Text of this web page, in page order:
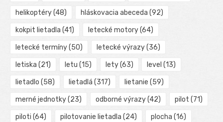
helikoptéry(48) hláskovacia abeceda (92)
kokpit lietadla (41) letecké motory(64)
letecké termíny(50) letecké výrazy(36)
letiska (21) letu (15) lety(63) level (13)
lietadlo (58) lietadlá (317) lietanie (59)
merné jednotky(23) odborné výrazy(42) pilot (71)
piloti (64) pilotovanie lietadla (24) plocha (16)